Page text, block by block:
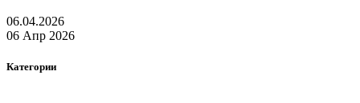
06.04.2026
06 Апр 2026
Категории